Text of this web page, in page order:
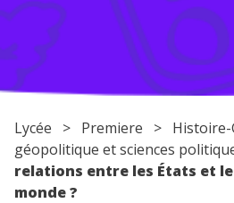
Conseils pour les parents
Lycée > Premiere >
géopolitique et sciences
relations entre les États et
monde ?